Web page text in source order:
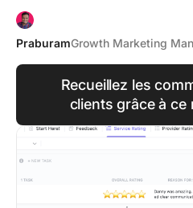
PraburamGrowth Marketing
Recueillez les
clients grâce à ce